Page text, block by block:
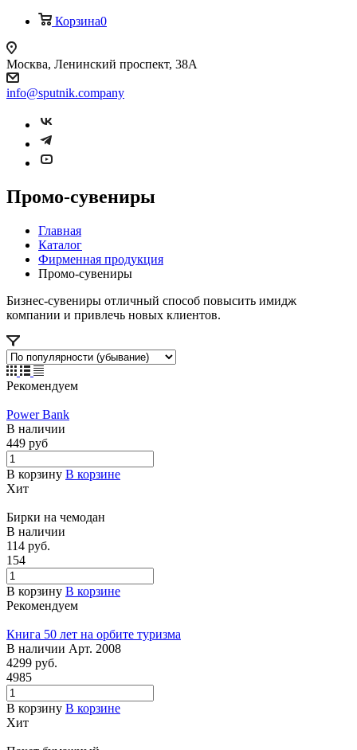
Корзина0
Москва, Ленинский проспект, 38А
info@sputnik.company
Промо-сувениры
Главная
Каталог
Фирменная продукция
Промо-сувениры
Бизнес-сувениры отличный способ повысить имидж
компании и привлечь новых клиентов.
Рекомендуем
Power Bank
В наличии
449 руб
В корзину В корзине
Хит
Бирки на чемодан
В наличии
114 руб.
154
В корзину В корзине
Рекомендуем
Книга 50 лет на орбите туризма
В наличии Арт. 2008
4299 руб.
4985
В корзину В корзине
Хит